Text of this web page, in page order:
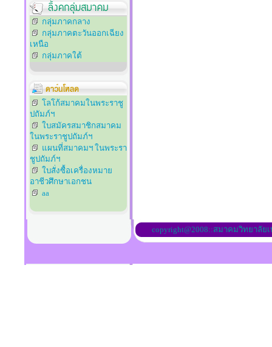
กลุ่มภาคกลาง
กลุ่มภาคตะวันออกเฉียง
เหนือ
กลุ่มภาคใต้
โลโก้สมาคมในพระราชู
ปถัมภ์ฯ
ใบสมัครสมาชิกสมาคม
ในพระราชูปถัมภ์ฯ
แผนที่สมาคมฯ ในพระรา
ชูปถัมภ์ฯ
ใบสั่งซื้อเครื่องหมาย
อาชีวศึกษาเอกชน
aa
copyright@2008::สมาคมวิทยาลั